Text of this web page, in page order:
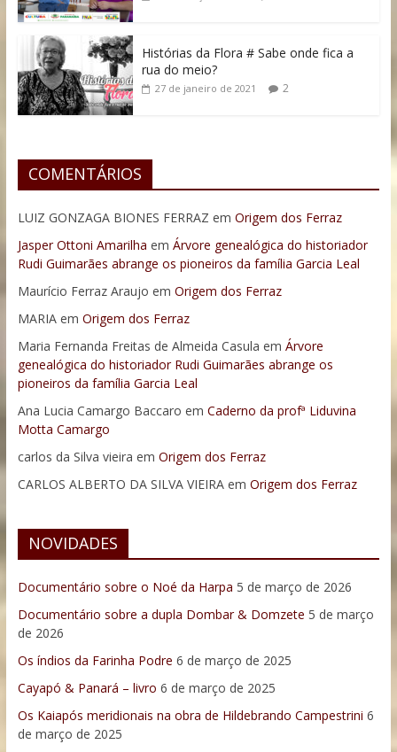
Histórias da Flora # Sabe onde fica a
rua do meio?
27 de janeiro de 2021 2
COMENTÁRIOS
LUIZ GONZAGA BIONES FERRAZ em Origem dos Ferraz
Jasper Ottoni Amarilha em Árvore genealógica do historiador
Rudi Guimarães abrange os pioneiros da família Garcia Leal
Maurício Ferraz Araujo em Origem dos Ferraz
MARIAem Origem dos Ferraz
Maria Fernanda Freitas de Almeida Casula em Árvore
genealógica do historiador Rudi Guimarães abrange os
pioneiros da família Garcia Leal
Ana Lucia Camargo Baccaro em Caderno da profª Liduvina
Motta Camargo
carlos da Silva vieira em Origem dos Ferraz
CARLOS ALBERTO DA SILVA VIEIRAem Origem dos Ferraz
NOVIDADES
Documentário sobre o Noé da Harpa 5 de março de 2026
Documentário sobre a dupla Dombar & Domzete 5 de março
de 2026
Os índios da Farinha Podre 6 de março de 2025
Cayapó & Panará – livro 6 de março de 2025
Os Kaiapós meridionais na obra de Hildebrando Campestrini 6
de março de 2025